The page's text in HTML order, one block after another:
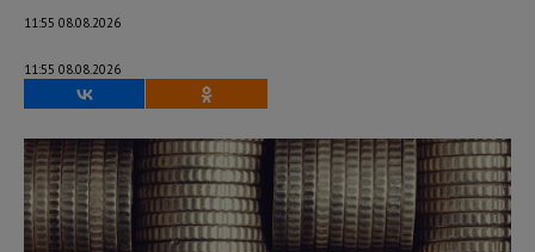
11:55 08.08.2026
11:55 08.08.2026